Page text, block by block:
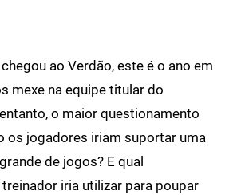
ao Verdão, este é o ano em
mexe na equipe titular do
o maior questionamento
os jogadores iriam suportar uma
de jogos? E qual
iria utilizar para poupar